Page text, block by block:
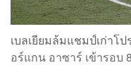
เบลเยียมล้มแชมป์เก่าโ
อร์แกน อาซาร์ เข้ารอ